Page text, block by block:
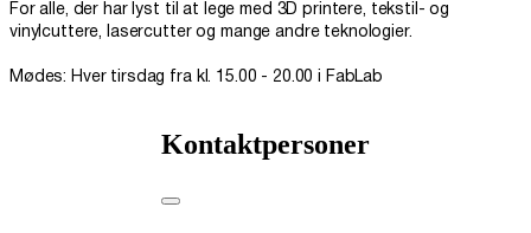
For alle, der har lyst til at lege med 3D printere, tekstil- og
vinylcuttere, lasercutter og mange andre teknologier.
Mødes: Hver tirsdag fra kl. 15.00 - 20.00 i FabLab
Kontaktpersoner